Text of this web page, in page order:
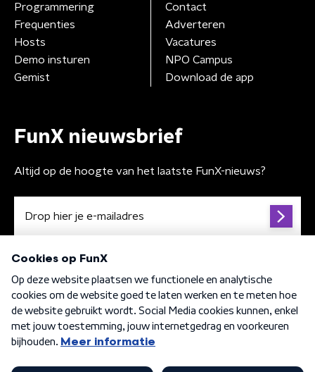
Programmering
Frequenties
Hosts
Demo insturen
Gemist
Contact
Adverteren
Vacatures
NPO Campus
Download de app
FunX nieuwsbrief
Altijd op de hoogte van het laatste FunX-nieuws?
Algemene voorwaarden Privacybeleid